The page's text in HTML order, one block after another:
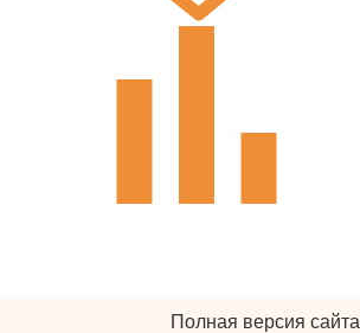
Полная версия сайта